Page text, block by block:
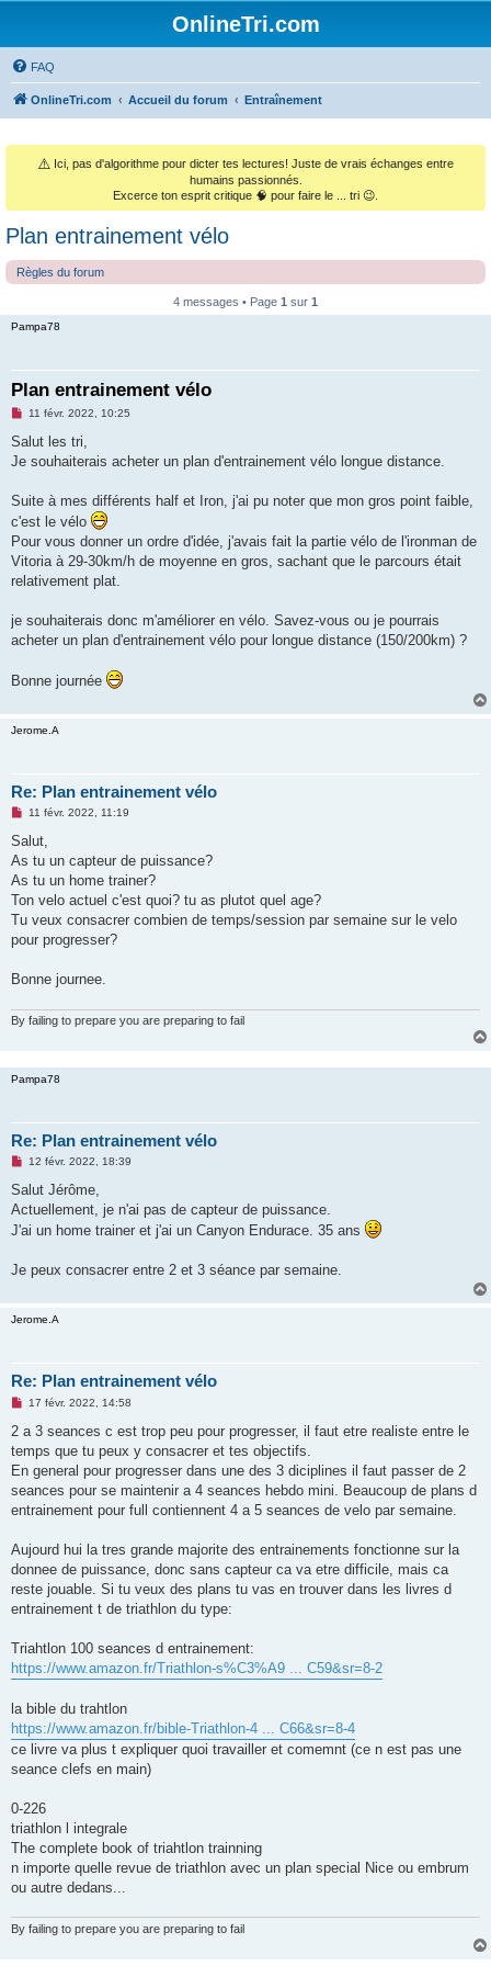
OnlineTri.com
FAQ
OnlineTri.com Accueil du forum Entraînement
⚠️ Ici, pas d'algorithme pour dicter tes lectures! Juste de vrais échanges entre
humains passionnés.
Excerce ton esprit critique 🧠 pour faire le ... tri 😉.
Plan entrainement vélo
Règles du forum
4 messages • Page 1 sur 1
Pampa78
Plan entrainement vélo
M
s
a
n
o
n
l
u
11 févr. 2022, 10:25
Salut les tri,
Je souhaiterais acheter un plan d'entrainement vélo longue distance.
Suite à mes différents half et Iron, j'ai pu noter que mon gros point faible,
c'est le vélo
Pour vous donner un ordre d'idée, j'avais fait la partie vélo de l'ironman de
Vitoria à 29-30km/h de moyenne en gros, sachant que le parcours était
relativement plat.
je souhaiterais donc m'améliorer en vélo. Savez-vous ou je pourrais
acheter un plan d'entrainement vélo pour longue distance (150/200km) ?
Bonne journée
Jerome.A
Re: Plan entrainement vélo
M
s
a
g
n
o
l
11 févr. 2022, 11:19
Salut,
As tu un capteur de puissance?
As tu un home trainer?
Ton velo actuel c'est quoi? tu as plutot quel age?
Tu veux consacrer combien de temps/session par semaine sur le velo
pour progresser?
Bonne journee.
By failing to prepare you are preparing to fail
Pampa78
Re: Plan entrainement vélo
M
s
a
g
o
u
12 févr. 2022, 18:39
Salut Jérôme,
Actuellement, je n'ai pas de capteur de puissance.
J'ai un home trainer et j'ai un Canyon Endurace. 35 ans
Je peux consacrer entre 2 et 3 séance par semaine.
Jerome.A
Re: Plan entrainement vélo
M
s
a
g
n
o
u
17 févr. 2022, 14:58
2 a 3 seances c est trop peu pour progresser, il faut etre realiste entre le
temps que tu peux y consacrer et tes objectifs.
En general pour progresser dans une des 3 diciplines il faut passer de 2
seances pour se maintenir a 4 seances hebdo mini. Beaucoup de plans d
entrainement pour full contiennent 4 a 5 seances de velo par semaine.
Aujourd hui la tres grande majorite des entrainements fonctionne sur la
donnee de puissance, donc sans capteur ca va etre difficile, mais ca
reste jouable. Si tu veux des plans tu vas en trouver dans les livres d
entrainement t de triathlon du type:
Triahtlon 100 seances d entrainement:
https://www.amazon.fr/Triathlon-s%C3%A9 ... C59&sr=8-2
la bible du trahtlon
https://www.amazon.fr/bible-Triathlon-4 ... C66&sr=8-4
ce livre va plus t expliquer quoi travailler et comemnt (ce n est pas une
seance clefs en main)
0-226
triathlon l integrale
The complete book of triahtlon trainning
n importe quelle revue de triathlon avec un plan special Nice ou embrum
ou autre dedans...
By failing to prepare you are preparing to fail